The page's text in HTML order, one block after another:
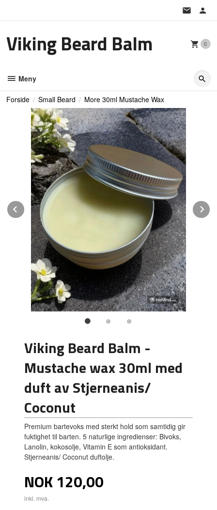
Viking Beard Balm 0
Meny
Forside Small Beard More 30ml Mustache Wax
Prev
Viking Beard Balm -
Mustache wax 30ml med
duft av Stjerneanis/
Coconut
Premium bartevoks med sterkt hold som samtidig gir
fuktighet til barten. 5 naturlige ingredienser: Bivoks,
Lanolin, kokosolje, Vitamin E som antioksidant.
Stjerneanis/ Coconut duftolje.
Pris
NOK120,00
inkl. mva.